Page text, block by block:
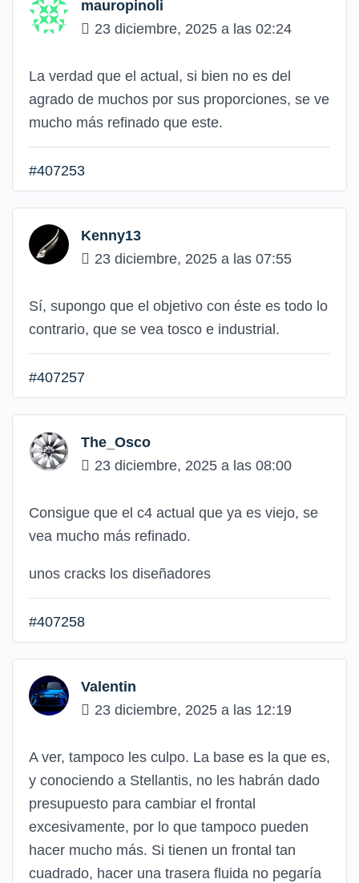
mauropinoli
23 diciembre, 2025 a las 02:24
La verdad que el actual, si bien no es del
agrado de muchos por sus proporciones, se ve
mucho más refinado que este.
#407253
Kenny13
23 diciembre, 2025 a las 07:55
Sí, supongo que el objetivo con éste es todo lo
contrario, que se vea tosco e industrial.
#407257
The_Osco
23 diciembre, 2025 a las 08:00
Consigue que el c4 actual que ya es viejo, se
vea mucho más refinado.
unos cracks los diseñadores
#407258
Valentin
23 diciembre, 2025 a las 12:19
A ver, tampoco les culpo. La base es la que es,
y conociendo a Stellantis, no les habrán dado
presupuesto para cambiar el frontal
excesivamente, por lo que tampoco pueden
hacer mucho más. Si tienen un frontal tan
cuadrado, hacer una trasera fluida no pegaría